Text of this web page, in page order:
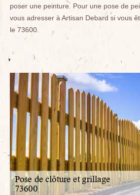
poser une peinture. Pour une pose de
vous adresser à Artisan Debard si vous
le 73600.